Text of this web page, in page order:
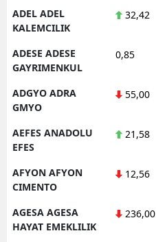
ADEL ADEL
KALEMCILIK
32,42
ADESE ADESE
GAYRIMENKUL
0,85
ADGYO ADRA
GMYO
55,00
AEFES ANADOLU
EFES
21,58
AFYON AFYON
CIMENTO
12,56
AGESA AGESA
HAYAT EMEKLILIK
236,00